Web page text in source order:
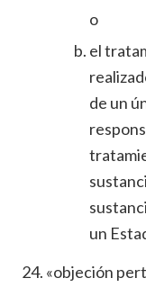
o
el
de un
un
«objeción